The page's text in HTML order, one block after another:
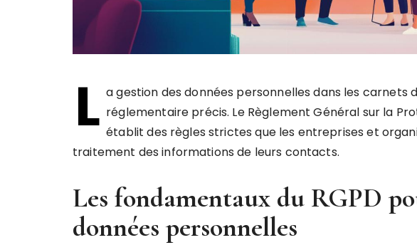
L a gestion des données personnelles dans les carnets
réglementaire précis. Le Règlement Général sur la
établit des règles strictes que les entreprises et
traitement des informations de leurs contacts.
Les fondamentaux du RGPD
données personnelles